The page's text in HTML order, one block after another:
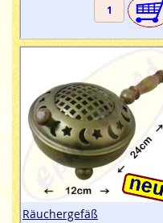
Räuchergefäß